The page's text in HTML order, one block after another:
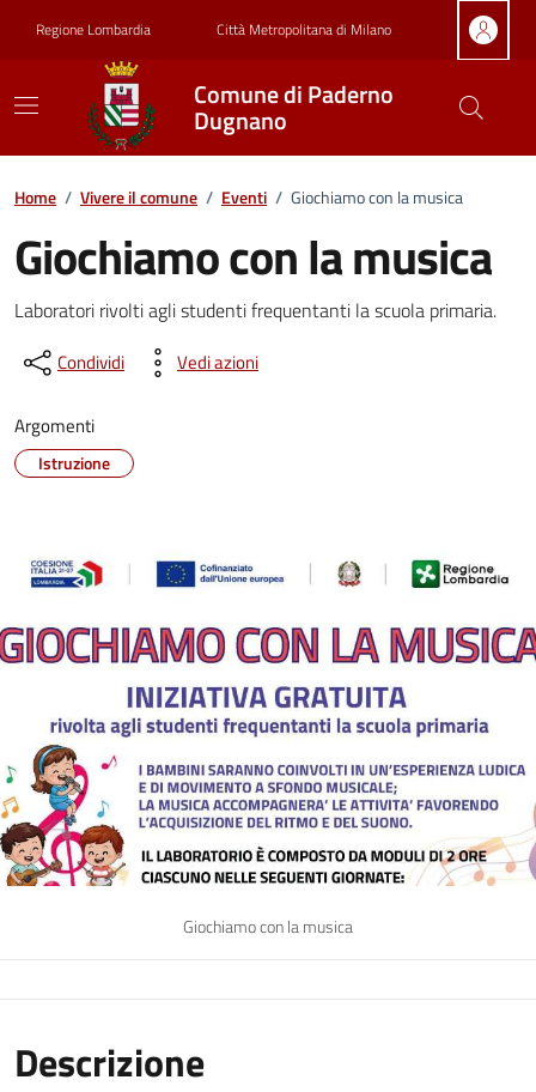
Regione Lombardia Città Metropolitana di Milano
Comune di Paderno
Dugnano
Home / Vivere il comune / Eventi / Giochiamo con la musica
Giochiamo con la musica
Dettagli della notizia
Laboratori rivolti agli studenti frequentanti la scuola primaria.
Condividi Vedi azioni
Argomenti
Istruzione
Giochiamo con la musica
Descrizione